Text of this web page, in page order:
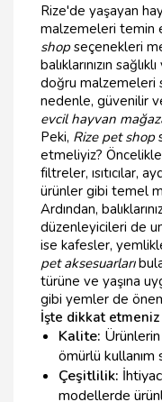
Rize'de yaşayan
malzemeleri temin
shopseçenekleri
balıklarınızın
doğru malzemeleri
nedenle, güvenilir
evcil hayvan
Peki, Rize pet shop
etmeliyiz?
filtreler, ısıtıcılar,
ürünler gibi temel
Ardından,
düzenleyicileri de
ise kafesler,
pet aksesuarları
türüne ve yaşına
gibi yemler de
İşte dikkat
Kalite:
ömürlü kullanım
Çeşitlilik:
modellerde